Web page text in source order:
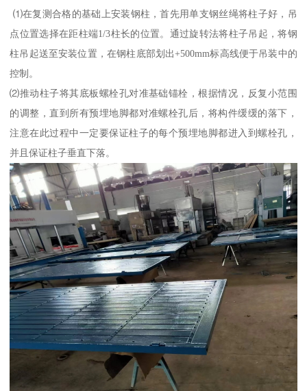
⑴在复测合格的基础上安装钢柱，首先用单支钢丝绳将柱子好，吊
点位置选择在距柱端1/3柱长的位置。通过旋转法将柱子吊起，将钢
柱吊起送至安装位置，在钢柱底部划出+500mm标高线便于吊装中的
控制。
⑵推动柱子将其底板螺栓孔对准基础锚栓，根据情况，反复小范围
的调整，直到所有预埋地脚都对准螺栓孔后，将构件缓缓的落下，
注意在此过程中一定要保证柱子的每个预埋地脚都进入到螺栓孔，
并且保证柱子垂直下落。